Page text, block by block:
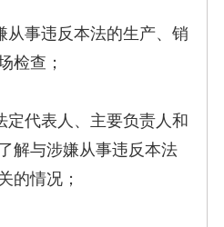
事违反本法的生产、销
检查；
代表人、主要负责人和
解与涉嫌从事违反本法
的情况；